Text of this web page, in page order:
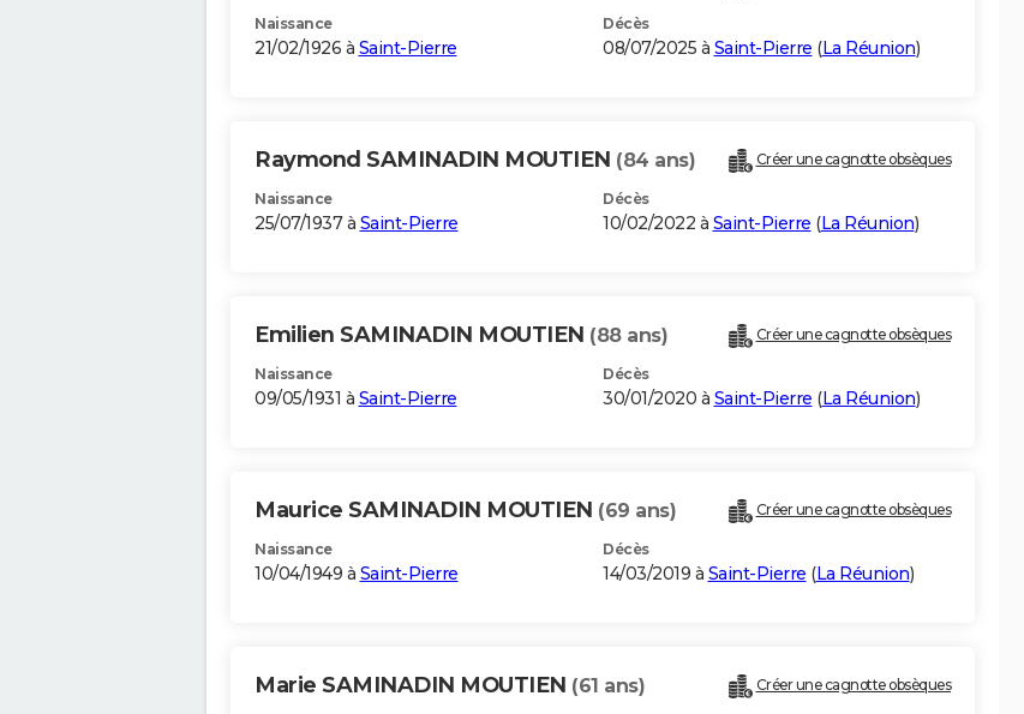
Naissance
21/02/1926 à Saint-Pierre
Décès
08/07/2025 à Saint-Pierre (La Réunion)
Raymond SAMINADIN MOUTIEN (84 ans) Créer une cagnotte obsèques
Naissance
25/07/1937 à Saint-Pierre
Décès
10/02/2022 à Saint-Pierre (La Réunion)
Emilien SAMINADIN MOUTIEN (88 ans) Créer une cagnotte obsèques
Naissance
09/05/1931 à Saint-Pierre
Décès
30/01/2020 à Saint-Pierre (La Réunion)
Maurice SAMINADIN MOUTIEN (69 ans) Créer une cagnotte obsèques
Naissance
10/04/1949 à Saint-Pierre
Décès
14/03/2019 à Saint-Pierre (La Réunion)
Marie SAMINADIN MOUTIEN (61 ans) Créer une cagnotte obsèques